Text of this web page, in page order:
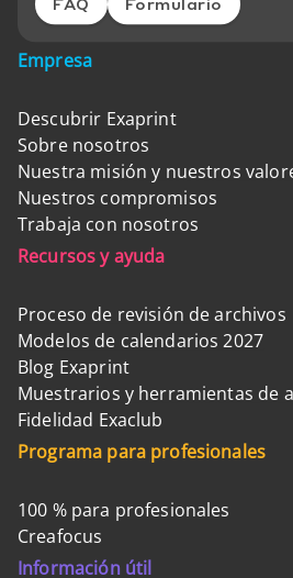
Empresa
Descubrir Exaprint
Sobre nosotros
Nuestra misión y nuestros
Nuestros compromisos
Trabaja con nosotros
Recursos y ayuda
Proceso de revisión de archivos
Modelos de calendarios 2027
Blog Exaprint
Muestrarios y herramientas de
Fidelidad Exaclub
Programa para profesionales
100 % para profesionales
Creafocus
Información útil